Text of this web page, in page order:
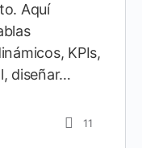
Aquí
KPIs,
diseñar…
11